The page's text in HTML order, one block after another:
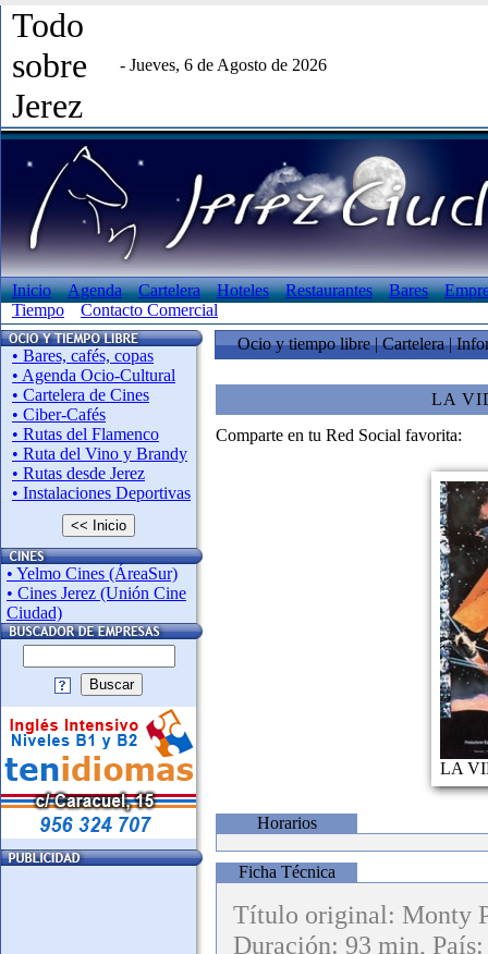
Todo
sobre
Jerez
- Jueves, 6 de Agosto de 2026
Inicio Agenda Cartelera Hoteles Restaurantes Bares
Tiempo
Contacto Comercial
• Bares, cafés, copas
• Agenda Ocio-Cultural
• Cartelera de Cines
• Ciber-Cafés
• Rutas del Flamenco
• Ruta del Vino y Brandy
• Rutas desde Jerez
• Instalaciones Deportivas
<< Inicio
• Yelmo Cines (ÁreaSur)
• Cines Jerez (Unión Cine
Ciudad)
Buscar
Ocio y tiempo libre | Cartelera |
LA
Comparte en tu Red Social favorita:
LA
Horarios
Ficha Técnica
Título original: Monty
Duración: 93 min,